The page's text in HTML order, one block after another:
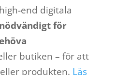
end digitala
för
butiken – för att
produkten. Läs